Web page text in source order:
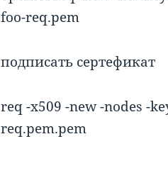
foo-req.pem
подписать сертефикат
req -x509 -new -nodes -
req.pem.pem